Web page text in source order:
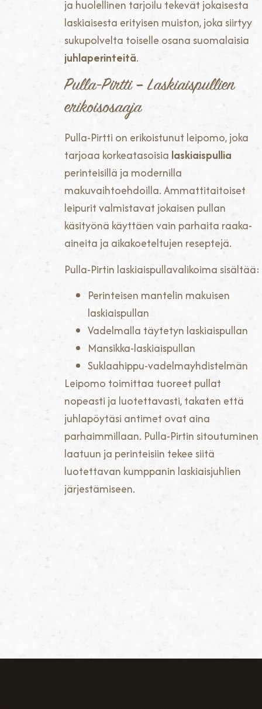
ja huolellinen tarjoilu tekevät jokaisesta
laskiaisesta erityisen muiston, joka siirtyy
sukupolvelta toiselle osana suomalaisia
juhlaperinteitä.
Pulla-Pirtti – Laskiaispullien
erikoisosaaja
Pulla-Pirtti on erikoistunut leipomo, joka
tarjoaa korkeatasoisia laskiaispullia
perinteisillä ja modernilla
makuvaihtoehdoilla. Ammattitaitoiset
leipurit valmistavat jokaisen pullan
käsityönä käyttäen vain parhaita raaka-
aineita ja aikakoeteltujen reseptejä.
Pulla-Pirtin laskiaispullavalikoima sisältää:
Perinteisen mantelin makuisen
laskiaispullan
Vadelmalla täytetyn laskiaispullan
Mansikka-laskiaispullan
Suklaahippu-vadelmayhdistelmän
Leipomo toimittaa tuoreet pullat
nopeasti ja luotettavasti, takaten että
juhlapöytäsi antimet ovat aina
parhaimmillaan. Pulla-Pirtin sitoutuminen
laatuun ja perinteisiin tekee siitä
luotettavan kumppanin laskiaisjuhlien
järjestämiseen.